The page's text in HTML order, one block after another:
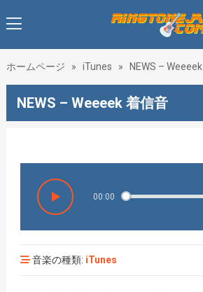
ホームページ » iTunes » NEWS – Weeeek
NEWS – Weeeek 着信音
00:00
音楽の種類: iTunes